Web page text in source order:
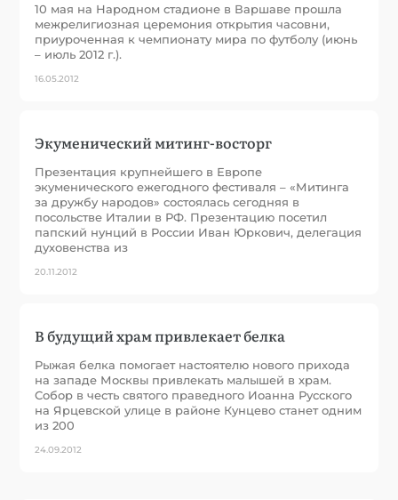
10 мая на Народном стадионе в Варшаве прошла
межрелигиозная церемония открытия часовни,
приуроченная к чемпионату мира по футболу (июнь
– июль 2012 г.).
16.05.2012
Экуменический митинг-восторг
Презентация крупнейшего в Европе
экуменического ежегодного фестиваля – «Митинга
за дружбу народов» состоялась сегодняя в
посольстве Италии в РФ. Презентацию посетил
папский нунций в России Иван Юркович, делегация
духовенства из
20.11.2012
В будущий храм привлекает белка
Рыжая белка помогает настоятелю нового прихода
на западе Москвы привлекать малышей в храм.
Собор в честь святого праведного Иоанна Русского
на Ярцевской улице в районе Кунцево станет одним
из 200
24.09.2012